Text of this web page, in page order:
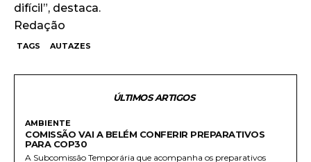
difícil”, destaca.
Redação
TAGS AUTAZES
ÚLTIMOS ARTIGOS
AMBIENTE
COMISSÃO VAI A BELÉM CONFERIR PREPARATIVOS
PARA COP30
A Subcomissão Temporária que acompanha os preparativos